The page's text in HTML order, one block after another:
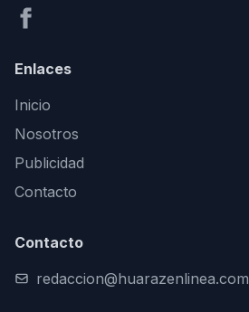
Enlaces
Inicio
Nosotros
Publicidad
Contacto
Contacto
redaccion@huarazenlinea.com